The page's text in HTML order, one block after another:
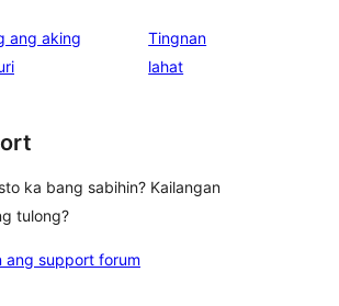
ang aking
Tingnan
lahatng
ka bang sabihin? Kailangan
tulong?
ang support forum